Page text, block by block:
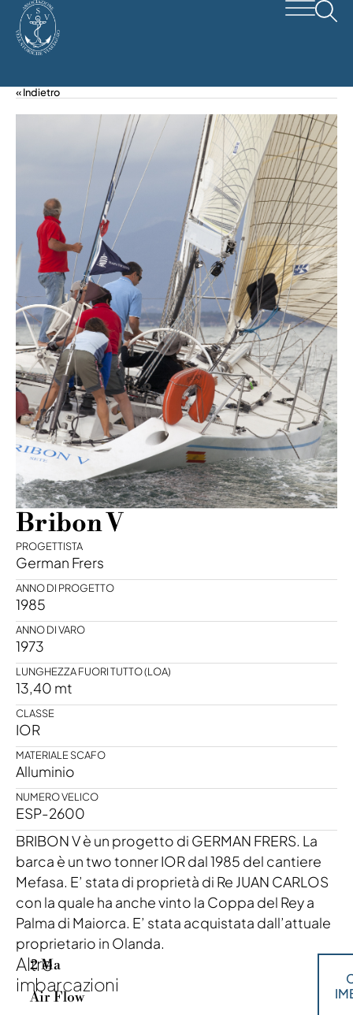
« Indietro
Bribon V
PROGETTISTA
German Frers
ANNO DI PROGETTO
1985
ANNO DI VARO
1973
LUNGHEZZA FUORI TUTTO (LOA)
13,40 mt
CLASSE
IOR
MATERIALE SCAFO
Alluminio
NUMERO VELICO
ESP-2600
BRIBON V è un progetto di GERMAN FRERS. La
barca è un two tonner IOR dal 1985 del cantiere
Mefasa. E’ stata di proprietà di Re JUAN CARLOS
con la quale ha anche vinto la Coppa del Rey a
Palma di Maiorca. E’ stata acquistata dall’attuale
proprietario in Olanda.
Altre
imbarcazioni
2 Ma
Air Flow